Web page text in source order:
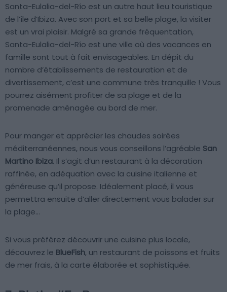
Santa-Eulalia-del-Río est un autre haut lieu touristique
de l’île d’Ibiza. Avec son port et sa belle plage, la visiter
est un vrai plaisir. Malgré sa grande fréquentation,
Santa-Eulalia-del-Río est une ville où des vacances en
famille sont tout à fait envisageables. En dépit du
nombre d’établissements de restauration et de
divertissement, c’est une commune très tranquille ! Vous
pourrez aisément profiter de sa plage et de la
promenade aménagée au bord de mer.
Pour manger et apprécier les chaudes soirées
méditerranéennes, nous vous conseillons l’agréable San
Martino Ibiza. Il s’agit d’un restaurant à la décoration
raffinée, en adéquation avec la cuisine italienne et
généreuse qu’il propose. Idéalement placé, il vous
permettra ensuite d’aller directement vous balader sur
la plage…
Si vous préférez découvrir une cuisine plus locale,
découvrez le BlueFish, un restaurant de poissons et fruits
de mer frais, à la carte élaborée et sophistiquée.